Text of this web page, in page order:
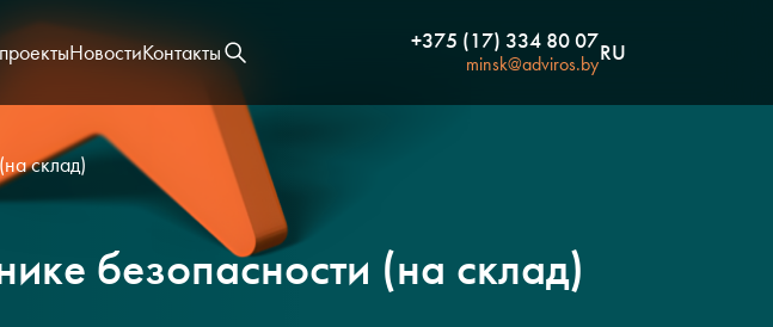
НовостиКонтакты +375 (17) 334 80 07
minsk@adviros.byRU
склад)
безопасности (на склад)